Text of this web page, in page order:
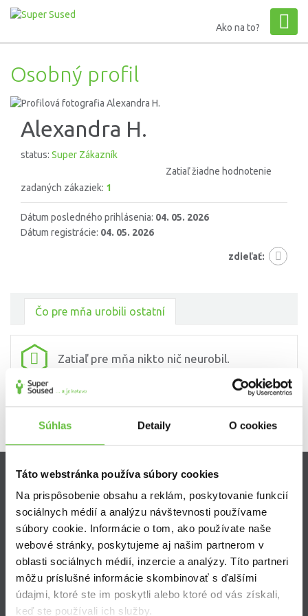
Súhlas Detaily O cookies
Táto webstránka používa súbory cookies
Na prispôsobenie obsahu a reklám, poskytovanie funkcií
sociálnych médií a analýzu návštevnosti používame
súbory cookie. Informácie o tom, ako používate naše
webové stránky, poskytujeme aj našim partnerom v
oblasti sociálnych médií, inzercie a analýzy. Títo partneri
môžu príslušné informácie skombinovať s ďalšími
údajmi, ktoré ste im poskytli alebo ktoré od vás získali,
keď ste používali ich služby.
Ako na to?
Osobný profil
Alexandra H.
status: Super Zákazník
Zatiaľ žiadne hodnotenie
zadaných zákaziek: 1
Dátum posledného prihlásenia: 04. 05. 2026
Dátum registrácie: 04. 05. 2026
zdieľať:
Čo pre mňa urobili ostatní
Zatiaľ pre mňa nikto nič neurobil.
Zistite viac
Ako Super Sused funguje?
Ako sa stať Super Susedom?
Často kladené otázky